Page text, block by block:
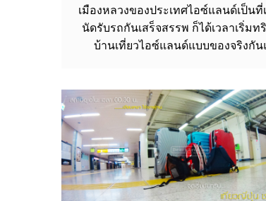
เมืองหลวงของประเทศไอซ์แลนด์เป็นที่
นัดรับรถกันเสร็จสรรพ ก็ได้เวลาเริ่มท
บ้านเที่ยวไอซ์แลนด์แบบของจริงกัน